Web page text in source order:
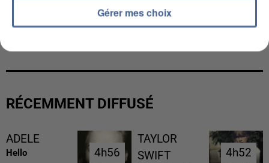
L’UN DES FONDATEURS SUPPOSÉS DE LA DZ
RÉCEMMENT DIFFUSÉ
ADELE
Hello 4h56
4h56
TAYLOR
SWIFT
4h52
4h52
Gérer mes choix